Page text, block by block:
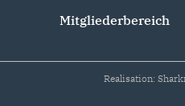
Mitgliederbereich
Realisation: